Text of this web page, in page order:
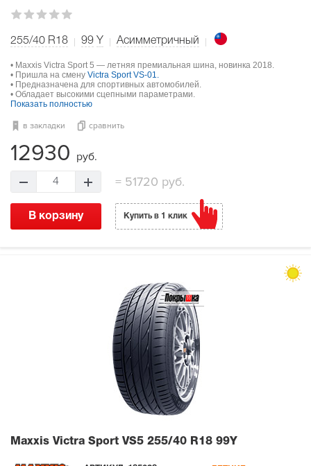
255/40 R18 99 Y Асимметричный
• Maxxis Victra Sport 5 — летняя премиальная шина, новинка 2018.
• Пришла на смену Victra Sport VS-01.
• Предназначена для спортивных автомобилей.
• Обладает высокими сцепными параметрами.
Показать полностью
в закладки сравнить
12930 руб.
4 =51720 руб.
В корзину Купить в 1 клик
Maxxis Victra Sport VS5 255/40 R18 99Y